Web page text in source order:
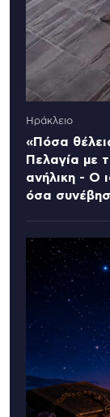
Ηράκλειο
«Πόσα
Πελαγία με
ανήλικη - Ο
όσα